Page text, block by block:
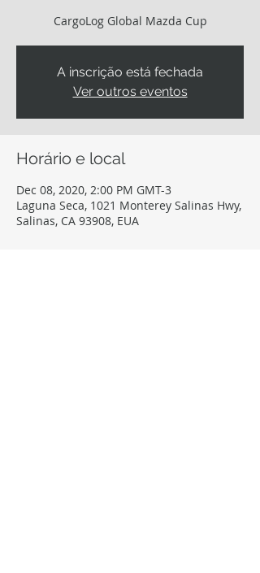
CargoLog Global Mazda Cup
A inscrição está fechada
Ver outros eventos
Horário e local
Dec 08, 2020, 2:00 PM GMT-3
Laguna Seca, 1021 Monterey Salinas Hwy,
Salinas, CA 93908, EUA